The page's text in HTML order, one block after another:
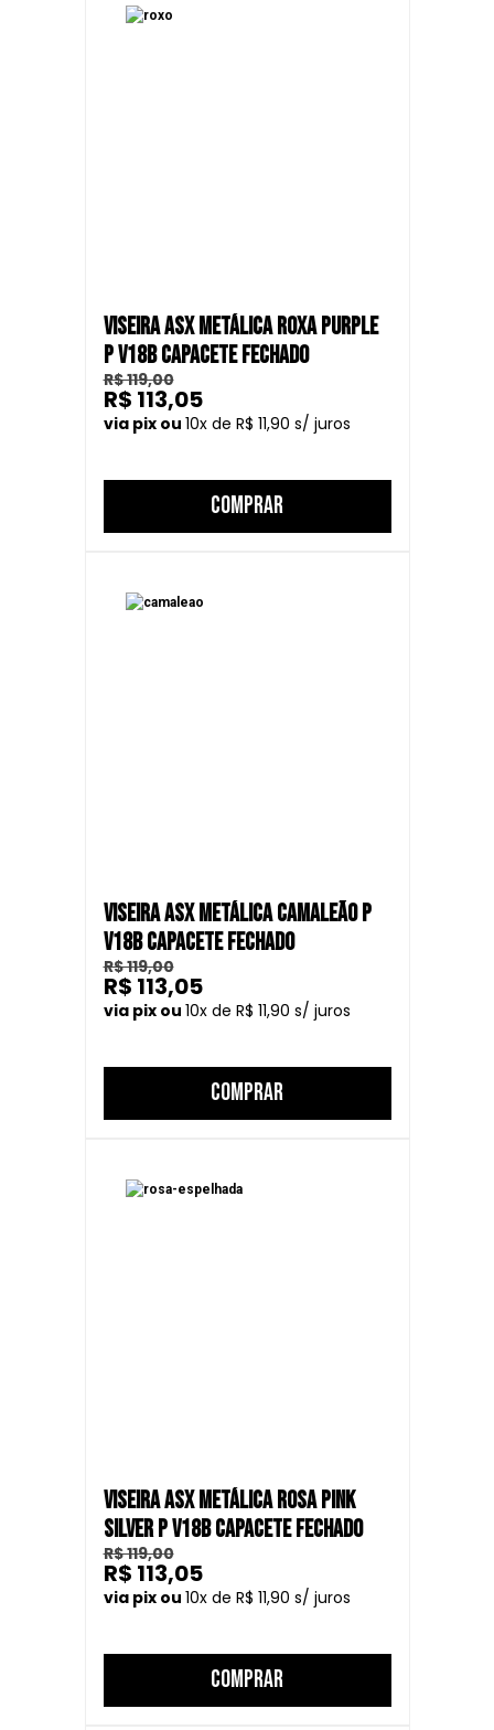
VISEIRA ASX METÁLICA ROXA PURPLE
P V18B CAPACETE FECHADO
R$ 119,00
10
R$ 11,90
R$ 113,05
COMPRAR
VISEIRA ASX METÁLICA CAMALEÃO P
V18B CAPACETE FECHADO
R$ 119,00
10
R$ 11,90
R$ 113,05
COMPRAR
VISEIRA ASX METÁLICA ROSA PINK
SILVER P V18B CAPACETE FECHADO
R$ 119,00
10
R$ 11,90
R$ 113,05
COMPRAR